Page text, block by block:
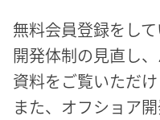
無料会員登録をし
開発体制の見直し
資料をご覧いただけ
また、オフショア